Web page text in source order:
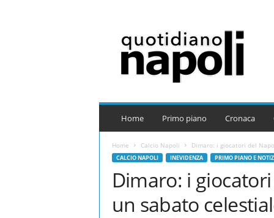
i
n
Home Primo piano Cronaca
Home Calcio Napoli Dimaro: i giocatori del
CALCIO NAPOLI INEVIDENZA PRIMO PIANO E
Dimaro: i
un sabato